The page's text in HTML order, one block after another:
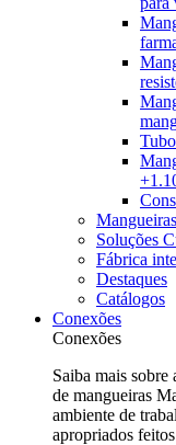
Soluções
Fábrica
Destaques
Catálogos
Conexões
Conexões
Saiba mais
de mangueiras
ambiente de
apropriados